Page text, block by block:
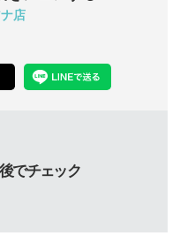
店
後でチェック